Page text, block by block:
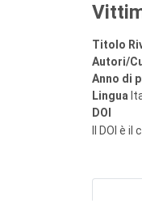
Titolo
Autori/
Anno di
Lingua
DOI
Il DOI è